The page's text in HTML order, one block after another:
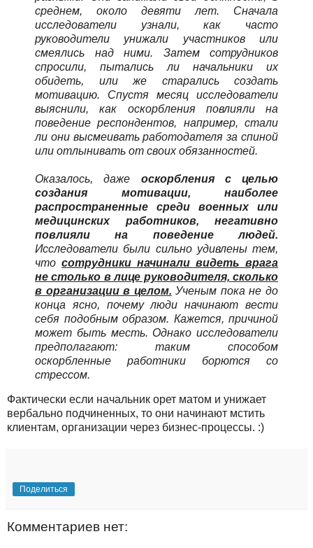
среднем, около девяти лет. Сначала
исследователи узнали, как часто
руководители унижали участников или
смеялись над ними. Затем сотрудников
спросили, пытались ли начальники их
обидеть, или же старались создать
мотивацию. Спустя месяц исследователи
выяснили, как оскорбления повлияли на
поведение респондентов, например, стали
ли они высмеивать работодателя за спиной
или отлынивать от своих обязанностей.
Оказалось, даже оскорбления с целью
создания мотивации, наиболее
распространенные среди военных или
медицинских работников, негативно
повлияли на поведение людей.
Исследователи были сильно удивлены тем,
что сотрудники начинали видеть врага
не столько в лице руководителя, сколько
в организации в целом. Ученым пока не до
конца ясно, почему люди начинают вести
себя подобным образом. Кажется, причиной
может быть месть. Однако исследователи
предполагают: таким способом
оскорбленные работники борются со
стрессом.
Фактически если начальник орет матом и унижает
вербально подчиненных, то они начинают мстить
клиентам, организации через бизнес-процессы. :)
Поделиться
Комментариев нет: